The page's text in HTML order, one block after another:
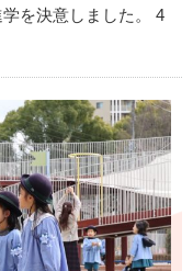
を決意しました。 4